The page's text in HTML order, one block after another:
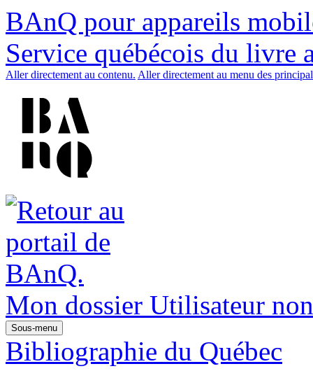
BAnQ pour appareils
Service québécois du livre
Aller directement au contenu. Aller directement au menu des
Mon dossier Utilisateur
Sous-menu
Bibliographie du Québec